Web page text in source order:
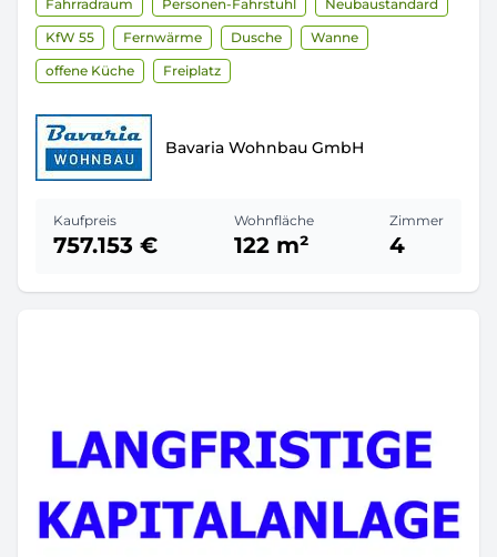
Fahrradraum Personen-Fahrstuhl
Neubaustandard
KfW 55
Fernwärme Dusche
Wanne
offene Küche
Freiplatz
Bavaria Wohnbau GmbH
Kaufpreis
757.153 €
Wohnfläche
122 m²
Zimmer
4